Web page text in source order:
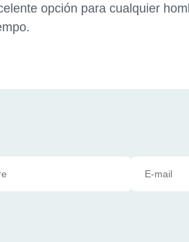
opción para cualquier